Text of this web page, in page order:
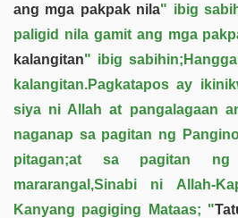
ang mga pakpak nila" ibig
paligid nila gamit ang mga
kalangitan" ibig
kalangitan.Pagkatapos ay
siya ni Allah at pangalagaan
naganap sa pagitan ng
pitagan;at sa pagitan
mararangal,Sinabi ni Allah-
Kanyang pagiging Mataas; "